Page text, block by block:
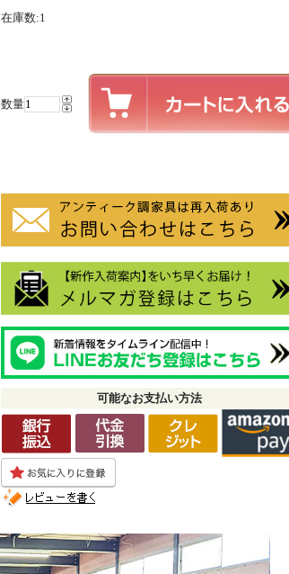
在庫数:1
数量
可能なお支払い方法